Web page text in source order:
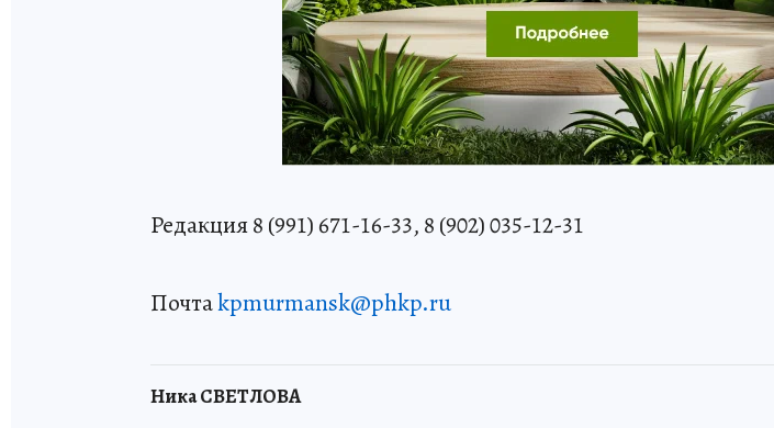
Редакция 8 (991) 671-16-33, 8 (902) 035-12-31
Почтаkpmurmansk@phkp.ru
Ника СВЕТЛОВА